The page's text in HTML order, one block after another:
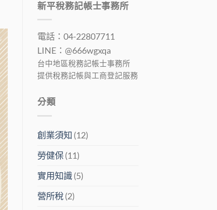
新平稅務記帳士事務所
電話：04-22807711
LINE：@666wgxqa
台中地區稅務記帳士事務所
提供稅務記帳與工商登記服務
分類
創業須知 (12)
勞健保(11)
實用知識(5)
營所稅(2)